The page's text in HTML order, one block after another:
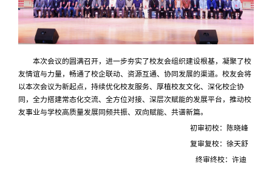
本次会议的圆满召开，进一步夯实了校友会组织建设根基，凝聚了校
友情谊与力量，畅通了校企联动、资源互通、协同发展的渠道。校友会将
以本次会议为新起点，持续优化校友服务、厚植校友文化、深化校企协
同，全力搭建常态化交流、全方位对接、深层次赋能的发展平台，推动校
友事业与学校高质量发展同频共振、双向赋能、共谱新篇。
初审初校：陈晓峰
复审复校：徐天舒
终审终校：许迪